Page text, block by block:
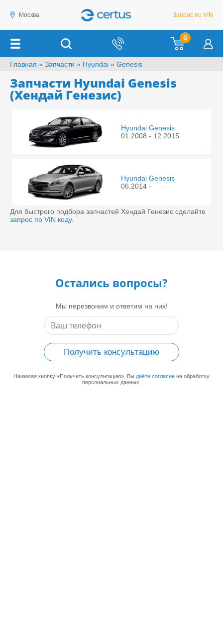
Москва Запрос по VIN
0
Главная » Запчасти » Hyundai » Genesis
Запчасти Hyundai Genesis
(Хендай Генезис)
Hyundai Genesis
01.2008 - 12.2015
Hyundai Genesis
06.2014 -
Для быстрого подбора запчастей Хендай Генезис сделайте
запрос по VIN коду.
Остались вопросы?
Мы перезвоним и ответим на них!
Получить консультацию
Нажимая кнопку «Получить консультацию», Вы даёте согласие на обработку
персональных данных.